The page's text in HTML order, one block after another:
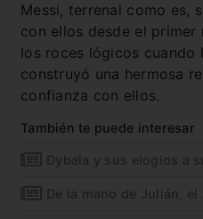
Messi, terrenal como es,
con ellos desde el primer
los roces lógicos cuando
construyó una hermosa
confianza con ellos.
También te puede interesar
Dybala y sus elogios a
De la mano de Julián,